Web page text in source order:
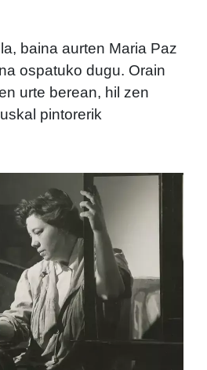
baina aurten Maria Paz
ospatuko dugu. Orain
urte berean, hil zen
pintorerik